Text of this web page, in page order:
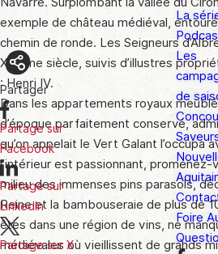
La
Les
de
Foire
exemple de château médiéval, entouré
chemin de ronde. Les Seigneurs
XIIIème siècle, suivis d’illustres
: Henri IV.
Dans les appartements royaux
d’époque parfaitement conservé,
qu’on appelait le Vert Galant l’occupa
l’intérieur est passionnant, promenez-
milieu des immenses pins parasols,
Reine et la bambouseraie de plus de
êtes dans une région de vins, ne
médiévales où vieillissent de grands
Partager
Partage sur
Facebook
Partage sur
LinkedIn
Partage sur X